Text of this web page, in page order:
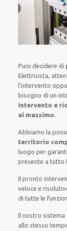
Puoi decidere di
Elettricista,
l’intervento
bisogno diun
intervento e
al massimo.
Abbiamo la
territorio
luogo per
presente atutto
Il pronto
veloce e
di tutte le
Il nostro sistema
allo stesso